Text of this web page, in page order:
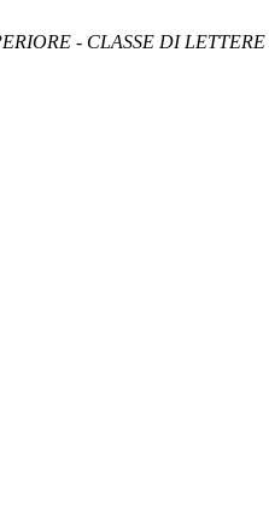
- CLASSE DI